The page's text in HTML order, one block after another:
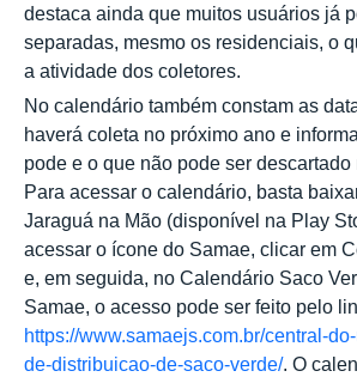
destaca ainda que muitos usuários já
separadas, mesmo os residenciais, o
a atividade dos coletores.
No calendário também constam as
haverá coleta no próximo ano e
pode e o que não pode ser descartado
Para acessar o calendário, basta
Jaraguá na Mão (disponível na Play
acessar o ícone do Samae, clicar em
e, em seguida, no Calendário Saco
Samae, o acesso pode ser feito pelo
https://www.samaejs.com.br/central-
de-distribuicao-de-saco-verde/. O